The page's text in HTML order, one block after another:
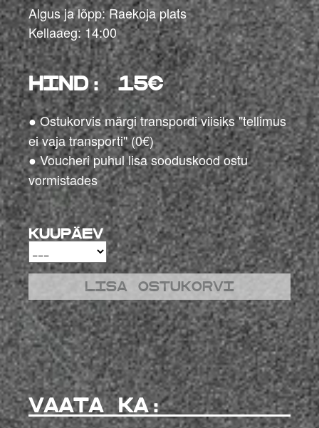
Algus ja lõpp: Raekoja plats
Kellaaeg: 14:00
hind: 15€
●Ostukorvis märgi transpordi viisiks "tellimus
ei vaja transporti" (0€)
●Voucheri puhul lisa sooduskood ostu
vormistades
Kuupäev
Lisa ostukorvi
Vaata ka: